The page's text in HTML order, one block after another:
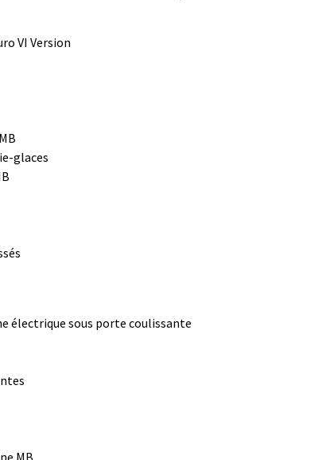
VI Version
glaces
électrique sous porte coulissante
MB